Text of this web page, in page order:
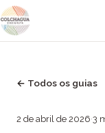
← Todos os guias
2 de abril de 2026·3